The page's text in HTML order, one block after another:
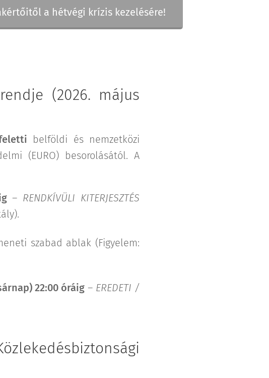
a hétvégi krízis kezelésére!
(2026. május
belföldi és nemzetközi
(EURO) besorolásától. A
– RENDKÍVÜLI KITERJESZTÉS
szabad ablak (Figyelem:
22:00 óráig – EREDETI /